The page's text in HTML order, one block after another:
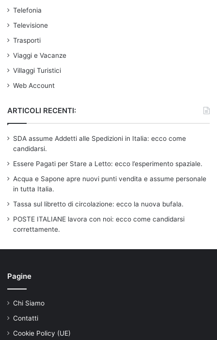
Telefonia
Televisione
Trasporti
Viaggi e Vacanze
Villaggi Turistici
Web Account
ARTICOLI RECENTI:
SDA assume Addetti alle Spedizioni in Italia: ecco come
candidarsi.
Essere Pagati per Stare a Letto: ecco l’esperimento spaziale.
Acqua e Sapone apre nuovi punti vendita e assume personale
in tutta Italia.
Tassa sul libretto di circolazione: ecco la nuova bufala.
POSTE ITALIANE lavora con noi: ecco come candidarsi
correttamente.
Pagine
Chi Siamo
Contatti
Cookie Policy (UE)